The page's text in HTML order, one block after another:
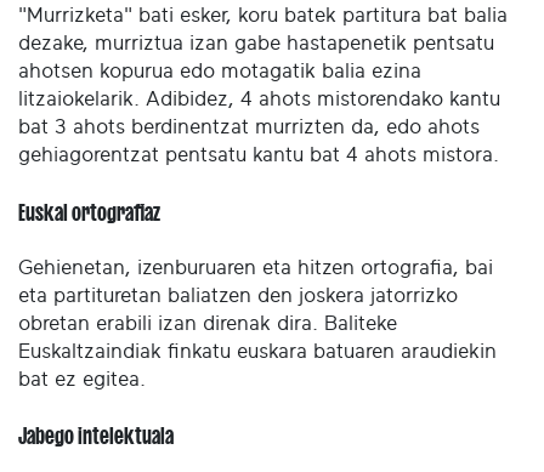
"Murrizketa" bati esker, koru batek partitura bat balia
dezake, murriztua izan gabe hastapenetik pentsatu
ahotsen kopurua edo motagatik balia ezina
litzaiokelarik. Adibidez, 4 ahots mistorendako kantu
bat 3 ahots berdinentzat murrizten da, edo ahots
gehiagorentzat pentsatu kantu bat 4 ahots mistora.
Euskal ortografiaz
Gehienetan, izenburuaren eta hitzen ortografia, bai
eta partituretan baliatzen den joskera jatorrizko
obretan erabili izan direnak dira. Baliteke
Euskaltzaindiak finkatu euskara batuaren araudiekin
bat ez egitea.
Jabego intelektuala